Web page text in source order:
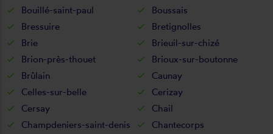
Bouillé-saint-paul
Boussais
Bressuire
Bretignolles
Brie
Brieuil-sur-chizé
Brion-près-thouet
Brioux-sur-boutonne
Brûlain
Caunay
Celles-sur-belle
Cerizay
Cersay
Chail
Champdeniers-saint-denis
Chantecorps